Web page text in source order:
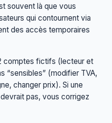
souvent là que vous
qui contournent via
des accès temporaires
comptes fictifs (lecteur et
“sensibles” (modifier TVA,
changer prix). Si une
pas, vous corrigez